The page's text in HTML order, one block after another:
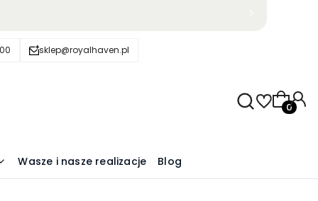
sklep@royalhaven.pl
Wasze i nasze realizacje Blog